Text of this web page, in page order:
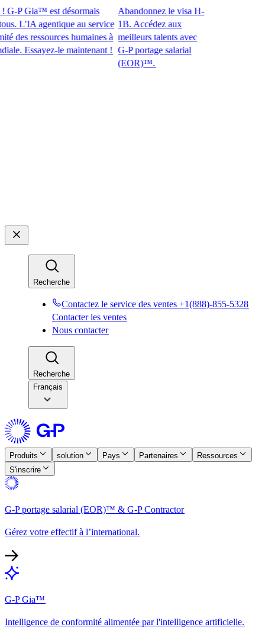
Gia™ est désormais
L'IA agentique au service
ressources humaines à
Essayez-le maintenant !​​
Abandonnez le visa H-
1B. Accédez aux
meilleurs talents avec
G-P portage salarial
(EOR)™.​​
Recherche​​
Contactez le service des ventes +1(888)-855-5328​​
Contacter les ventes​​
Nous contacter​​
Recherche​​
Français
Produits​​ solution​​ Pays​​ Partenaires​​
Ressources​​
S'inscrire​​
G-P portage salarial (EOR)™ & G-P Contractor​​
Gérez votre effectif à l’international.​​
G-P Gia™​​
Intelligence de conformité alimentée par l'intelligence artificielle.​​